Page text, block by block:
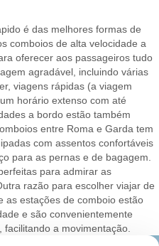
é das melhores formas de
comboios de alta velocidade a
oferecer aos passageiros tudo
agradável, incluindo várias
viagens rápidas (a viagem
horário extenso com até
a bordo estão também
entre Roma e Garda tem
com assentos confortáveis
para as pernas e de bagagem.
para admirar as
razão para escolher viajar de
as estações de comboio estão
e são convenientemente
a movimentação.